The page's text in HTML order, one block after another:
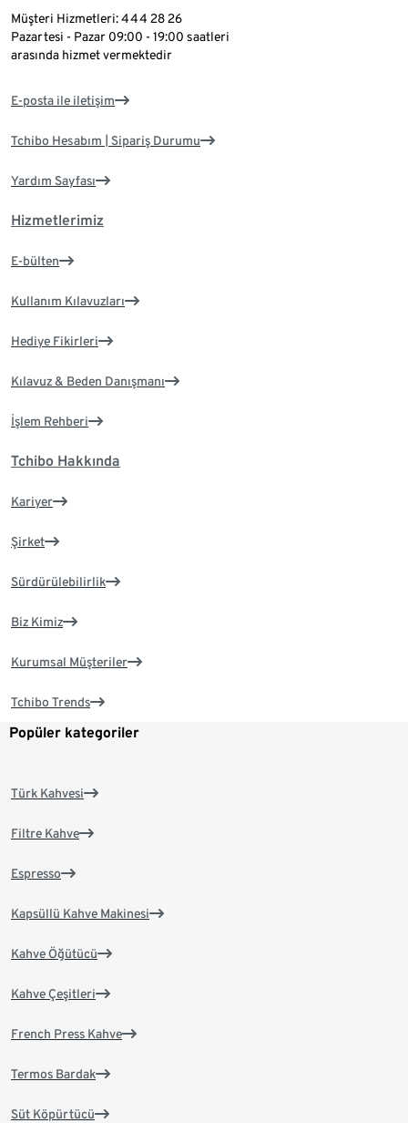
Müşteri Hizmetleri: 444 28 26
Pazartesi - Pazar 09:00 - 19:00 saatleri
arasında hizmet vermektedir
E-posta ile iletişim
Tchibo Hesabım | Sipariş Durumu
Yardım Sayfası
Hizmetlerimiz
E-bülten
Kullanım Kılavuzları
Hediye Fikirleri
Kılavuz & Beden Danışmanı
İşlem Rehberi
Tchibo Hakkında
Kariyer
Şirket
Sürdürülebilirlik
Biz Kimiz
Kurumsal Müşteriler
Tchibo Trends
Popüler kategoriler
Türk Kahvesi
Filtre Kahve
Espresso
Kapsüllü Kahve Makinesi
Kahve Öğütücü
Kahve Çeşitleri
French Press Kahve
Termos Bardak
Süt Köpürtücü